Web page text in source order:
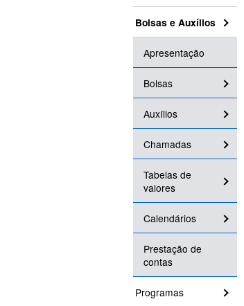
Bolsas e Auxílios
Apresentação
Bolsas
Auxílios
Chamadas
Tabelas de
valores
Calendários
Prestação de
contas
Programas